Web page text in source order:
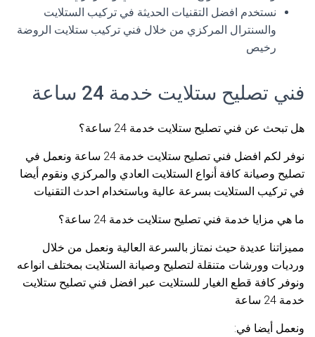
نستخدم افضل التقنيات الحديثة في تركيب الستلايت
والسنترال المركزي من خلال فني تركيب ستلايت الروضة
رخيص
فني تصليح ستلايت خدمة 24 ساعة
هل تبحث عن فني تصليح ستلايت خدمة 24 ساعة؟
نوفر لكم افضل فني تصليح ستلايت خدمة 24 ساعة ونعمل في
تصليح وصيانة كافة أنواع الستلايت العادي والمركزي ونقوم أيضا
في تركيب الستلايت بسرعة عالية وباستخدام احدث التقنيات
ما هي مزايا خدمة فني تصليح ستلايت خدمة 24 ساعة؟
مميزاتنا عديدة حيث نمتاز بالسرعة العالية ونعمل من خلال
ورديات وورشات متنقلة لتصليح وصيانة الستلايت بمختلف انواعه
ونوفر كافة قطع الغيار للستلايت عبر افضل فني تصليح ستلايت
خدمة 24 ساعة
ونعمل أيضا في: